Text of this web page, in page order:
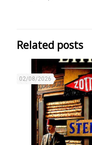
Related posts
02/08/2026